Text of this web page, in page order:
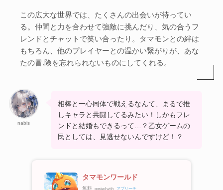
この広大な世界では、たくさんの出会いが待ってい
る。仲間と力を合わせて強敵に挑んだり、気の合うフ
レンドとチャットで笑い合ったり。タマモンとの絆は
もちろん、他のプレイヤーとの温かい繋がりが、あな
たの冒.険を忘れられないものにしてくれる。
nabis
相棒と一心同体で戦えるなんて、まるで推
しキャラと共闘してるみたい！しかもフレ
ンドと結婚もできるって…？乙女ゲームの
民としては、見逃せないんですけど！？
タマモンワールド
無料 posted with アプリーチ